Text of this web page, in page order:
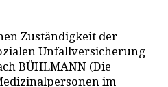
Zuständigkeit der
Unfallversicherung
BÜHLMANN (Die
im